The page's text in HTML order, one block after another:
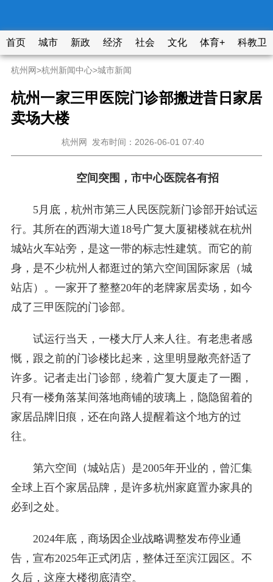
首页 城市 新政 经济 社会 文化 体育+ 科教卫
杭州网>杭州新闻中心>城市新闻
杭州一家三甲医院门诊部搬进昔日家居
卖场大楼
杭州网 发布时间：2026-06-01 07:40
空间突围，市中心医院各有招
5月底，杭州市第三人民医院新门诊部开始试运
行。其所在的西湖大道18号广复大厦裙楼就在杭州
城站火车站旁，是这一带的标志性建筑。而它的前
身，是不少杭州人都逛过的第六空间国际家居（城
站店）。一家开了整整20年的老牌家居卖场，如今
成了三甲医院的门诊部。
试运行当天，一楼大厅人来人往。有老患者感
慨，跟之前的门诊楼比起来，这里明显敞亮舒适了
许多。记者走出门诊部，绕着广复大厦走了一圈，
只有一楼角落某间落地商铺的玻璃上，隐隐留着的
家居品牌旧痕，还在向路人提醒着这个地方的过
往。
第六空间（城站店）是2005年开业的，曾汇集
全球上百个家居品牌，是许多杭州家庭置办家具的
必到之处。
2024年底，商场因企业战略调整发布停业通
告，宣布2025年正式闭店，整体迁至滨江园区。不
久后，这座大楼彻底清空。